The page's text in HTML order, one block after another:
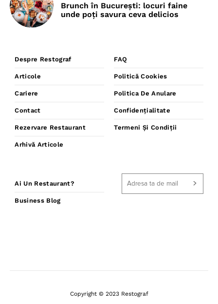
Brunch în București: locuri faine
unde poţi savura ceva delicios
Despre Restograf
Articole
Cariere
Contact
Rezervare Restaurant
Arhivă Articole
FAQ
Politică Cookies
Politica De Anulare
Confidențialitate
Termeni Și Condiții
Ai Un Restaurant?
Business Blog
Copyright © 2023 Restograf